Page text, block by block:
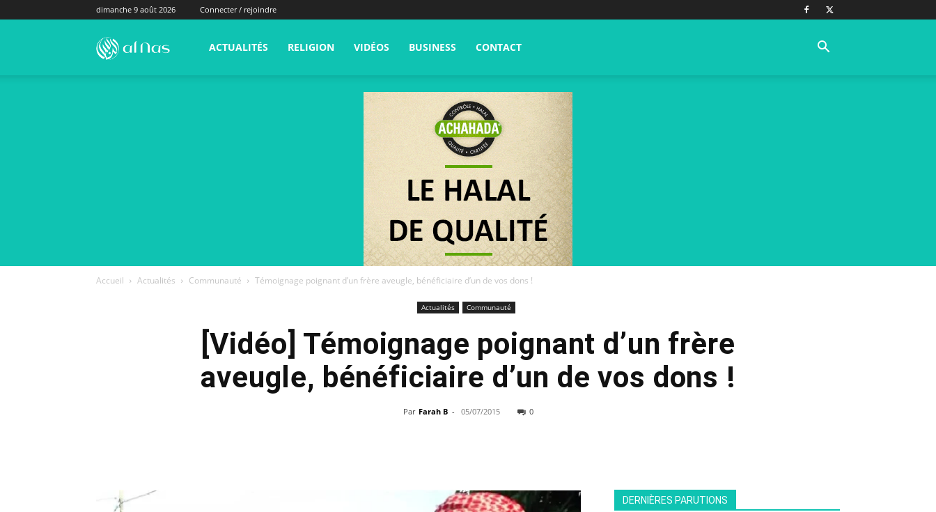
dimanche 9 août 2026 Connecter / rejoindre
alNas.fr ACTUALITÉS RELIGION VIDÉOS BUSINESS CONTACT
Accueil Actualités Communauté Témoignage poignant d’un frère aveugle, bénéficiaire d’un de vos dons !
Actualités Communauté
[Vidéo] Témoignage poignant d’un frère
aveugle, bénéficiaire d’un de vos dons !
Par Farah B - 05/07/2015 0
DERNIÈRES PARUTIONS